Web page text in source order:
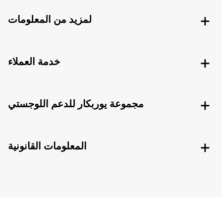
لمزيد من المعلومات
خدمة العملاء
مجموعة يوربكار للدعم اللوجستي
المعلومات القانونية